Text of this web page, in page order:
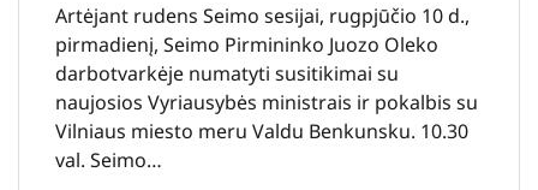
Artėjant rudens Seimo sesijai, rugpjūčio 10 d.,
pirmadienį, Seimo Pirmininko Juozo Oleko
darbotvarkėje numatyti susitikimai su
naujosios Vyriausybės ministrais ir pokalbis su
Vilniaus miesto meru Valdu Benkunsku. 10.30
val. Seimo…